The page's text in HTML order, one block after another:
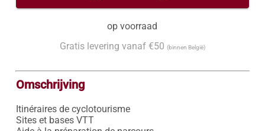
op voorraad
Gratis levering vanaf €50 (binnen België)
Omschrijving
Itinéraires de cyclotourisme
Sites et bases VTT